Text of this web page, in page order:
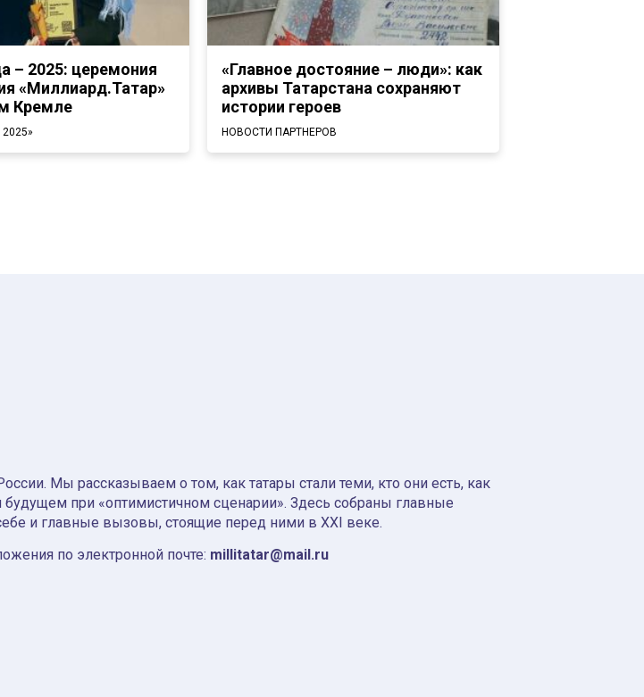
– 2025: церемония
«Миллиард.Татар»
Кремле
«Главное достояние – люди»: как
архивы Татарстана сохраняют
истории героев
НОВОСТИ ПАРТНЕРОВ
Мы рассказываем о том, как татары стали теми, кто они есть, как
при «оптимистичном сценарии». Здесь собраны главные
и главные вызовы, стоящие перед ними в XXI веке.
по электронной почте: millitatar@mail.ru